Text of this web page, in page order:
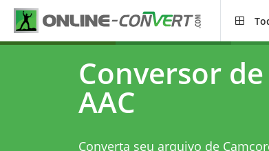
Conversor
AAC
Converta seu arquivo de